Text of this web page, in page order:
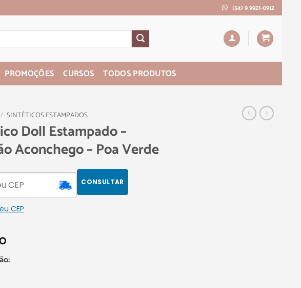
(54) 9 9921-0912
PROMOÇÕES CURSOS TODOS PRODUTOS
/ SINTÉTICOS ESTAMPADOS
Doll Estampado –
Aconchego – Poa Verde
CONSULTAR
CEP